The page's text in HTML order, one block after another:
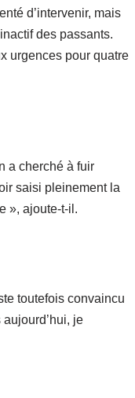
d’intervenir, mais
des passants.
urgences pour quatre
a cherché à fuir
saisi pleinement la
», ajoute-t-il.
toutefois convaincu
je